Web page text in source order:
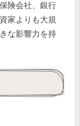
険会社、銀行
家よりも大規
な影響力を持